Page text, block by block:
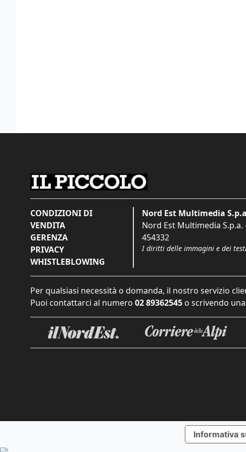
CONDIZIONI DI
VENDITA
GERENZA
PRIVACY
WHISTLEBLOWING
Nord Est Multimedia
Nord Est Multimedia S.p.a.
454332
I diritti delle immagini e dei
Per qualsiasi necessità o domanda, il nostro servizio
Puoi contattarci al numero 02 89362545 o scrivendo
Informativa